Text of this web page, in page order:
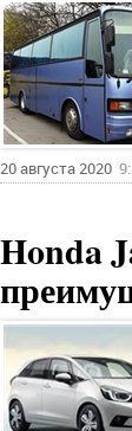
20 августа 2020
Honda